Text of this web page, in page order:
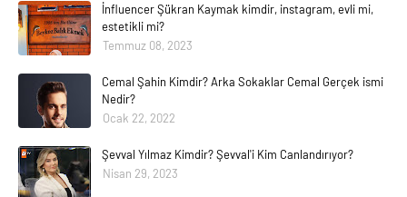
İnfluencer Şükran Kaymak kimdir, instagram, evli mi,
estetikli mi?
Temmuz 08, 2023
Cemal Şahin Kimdir? Arka Sokaklar Cemal Gerçek ismi
Nedir?
Ocak 22, 2022
Şevval Yılmaz Kimdir? Şevval'i Kim Canlandırıyor?
Nisan 29, 2023